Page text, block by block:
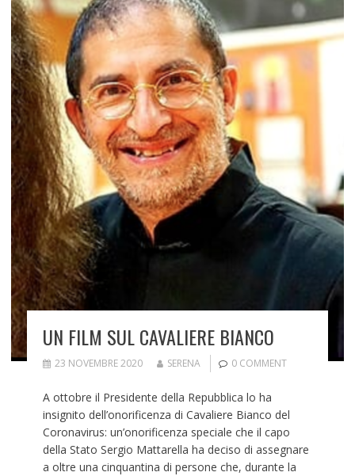
UN FILM SUL CAVALIERE BIANCO
23 NOVEMBRE 2020 SERENA 0 COMMENT
A ottobre il Presidente della Repubblica lo ha
insignito dell’onorificenza di Cavaliere Bianco del
Coronavirus: un’onorificenza speciale che il capo
della Stato Sergio Mattarella ha deciso di assegnare
a oltre una cinquantina di persone che, durante la